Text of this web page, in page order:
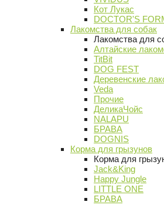
Кот Лукас
DOCTOR'S
Лакомства для собак
Лакомства для
Алтайские
TitBit
DOG FEST
Деревенские
Veda
Прочие
ДеликаЧойс
NALAPU
БРАВА
DOGNIS
Корма для грызунов
Корма для
Jack&King
Happy Jungle
LITTLE ONE
БРАВА